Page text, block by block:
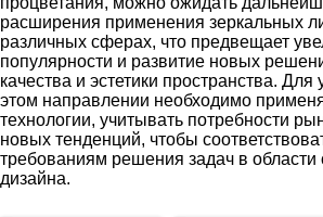
расширения применения зеркальных
различных сферах, что предвещает
популярности и развитие новых
качества и эстетики пространства.
этом направлении необходимо
технологии, учитывать потребности
новых тенденций, чтобы
требованиям решения задач в области
дизайна.